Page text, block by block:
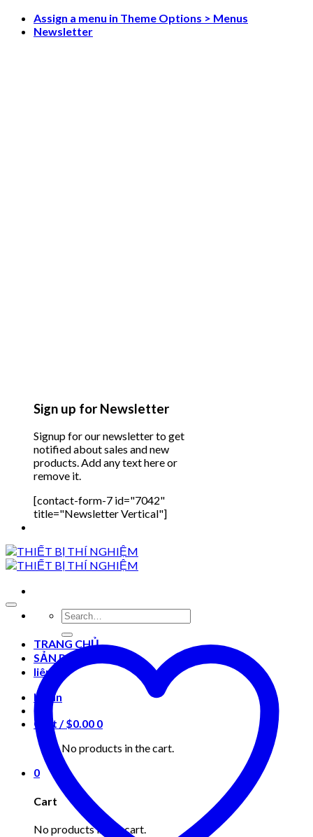
Skip
Assign a menu in Theme Options > Menus
Newsletter
Sign up for Newsletter
Signup for our newsletter to get
notified about sales and new
products. Add any text here or
remove it.
[contact-form-7 id="7042"
title="Newsletter Vertical"]
Search
for:
TRANG CHỦ
SẢN PHẨM
liên hệ
Login
Cart /$0.00 0
No products in the cart.
0
Cart
No products in the cart.